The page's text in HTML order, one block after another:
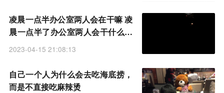
凌晨一点半办公室两人会在干嘛 凌
晨一点半了办公室两人会干什么事
情
2023-04-15 21:08:13
自己一个人为什么会去吃海底捞，
而是不直接吃麻辣烫